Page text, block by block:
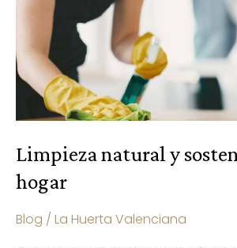
Limpieza natural y
hogar
Blog / La Huerta Valenciana
hogar